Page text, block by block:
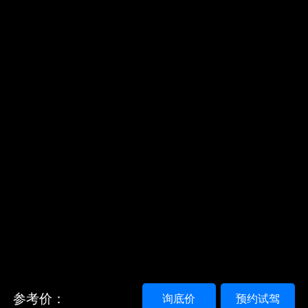
参考价： 预约试驾
询底价